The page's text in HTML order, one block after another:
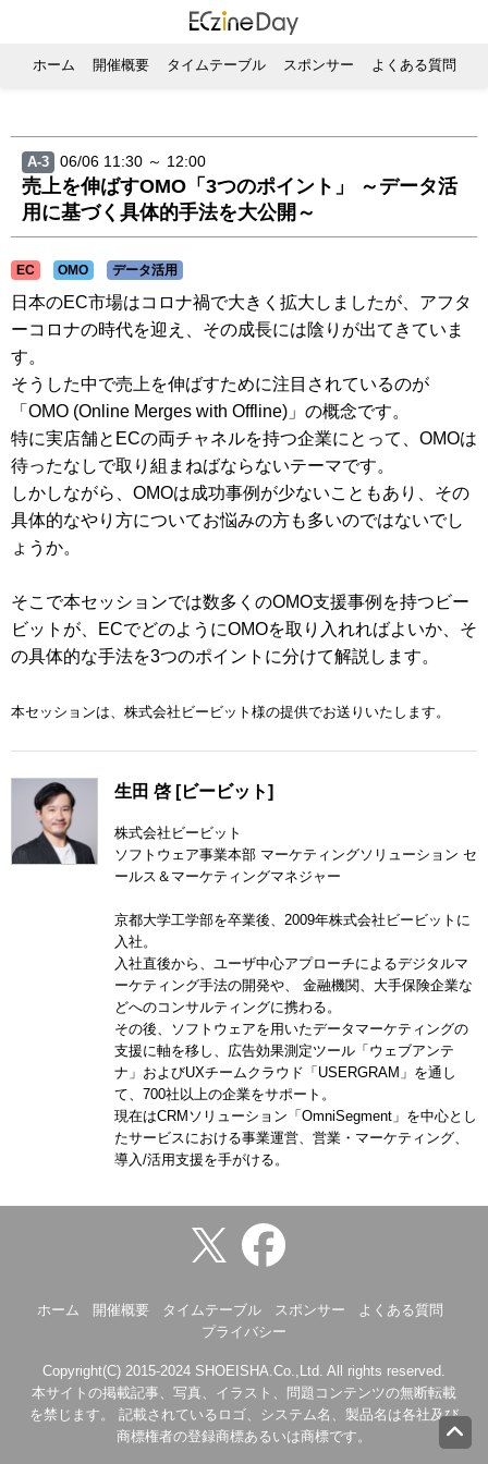
ホーム 開催概要 タイムテーブル スポンサー よくある質問
A-3 06/06 11:30 ～ 12:00
売上を伸ばすOMO「3つのポイント」 ～データ活
用に基づく具体的手法を大公開～
EC OMO データ活用
日本のEC市場はコロナ禍で大きく拡大しましたが、アフタ
ーコロナの時代を迎え、その成長には陰りが出てきていま
す。
そうした中で売上を伸ばすために注目されているのが
「OMO (Online Merges with Offline)」の概念です。
特に実店舗とECの両チャネルを持つ企業にとって、OMOは
待ったなしで取り組まねばならないテーマです。
しかしながら、OMOは成功事例が少ないこともあり、その
具体的なやり方についてお悩みの方も多いのではないでし
ょうか。
そこで本セッションでは数多くのOMO支援事例を持つビー
ビットが、ECでどのようにOMOを取り入れればよいか、そ
の具体的な手法を3つのポイントに分けて解説します。
本セッションは、株式会社ビービット様の提供でお送りいたします。
生田 啓 [ビービット]
株式会社ビービット
ソフトウェア事業本部 マーケティングソリューション セ
ールス＆マーケティングマネジャー
京都大学工学部を卒業後、2009年株式会社ビービットに
入社。
入社直後から、ユーザ中心アプローチによるデジタルマ
ーケティング手法の開発や、 金融機関、大手保険企業な
どへのコンサルティングに携わる。
その後、ソフトウェアを用いたデータマーケティングの
支援に軸を移し、広告効果測定ツール「ウェブアンテ
ナ」およびUXチームクラウド「USERGRAM」を通し
て、700社以上の企業をサポート。
現在はCRMソリューション「OmniSegment」を中心とし
たサービスにおける事業運営、営業・マーケティング、
導入/活用支援を手がける。
ホーム 開催概要 タイムテーブル スポンサー
よくある質問
プライバシー
Copyright(C) 2015-2024 SHOEISHA.Co.,Ltd. All rights reserved.
本サイトの掲載記事、写真、イラスト、問題コンテンツの無断転載
を禁じます。 記載されているロゴ、システム名、製品名は各社及び
商標権者の登録商標あるいは商標です。